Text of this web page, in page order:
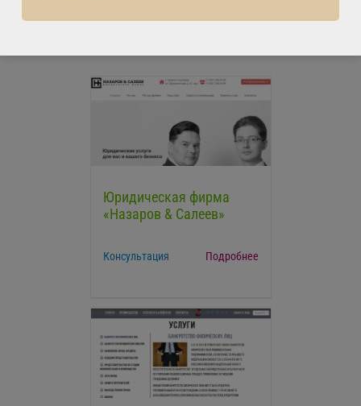
Юридическая фирма
«Назаров & Салеев»
Консультация Подробнее